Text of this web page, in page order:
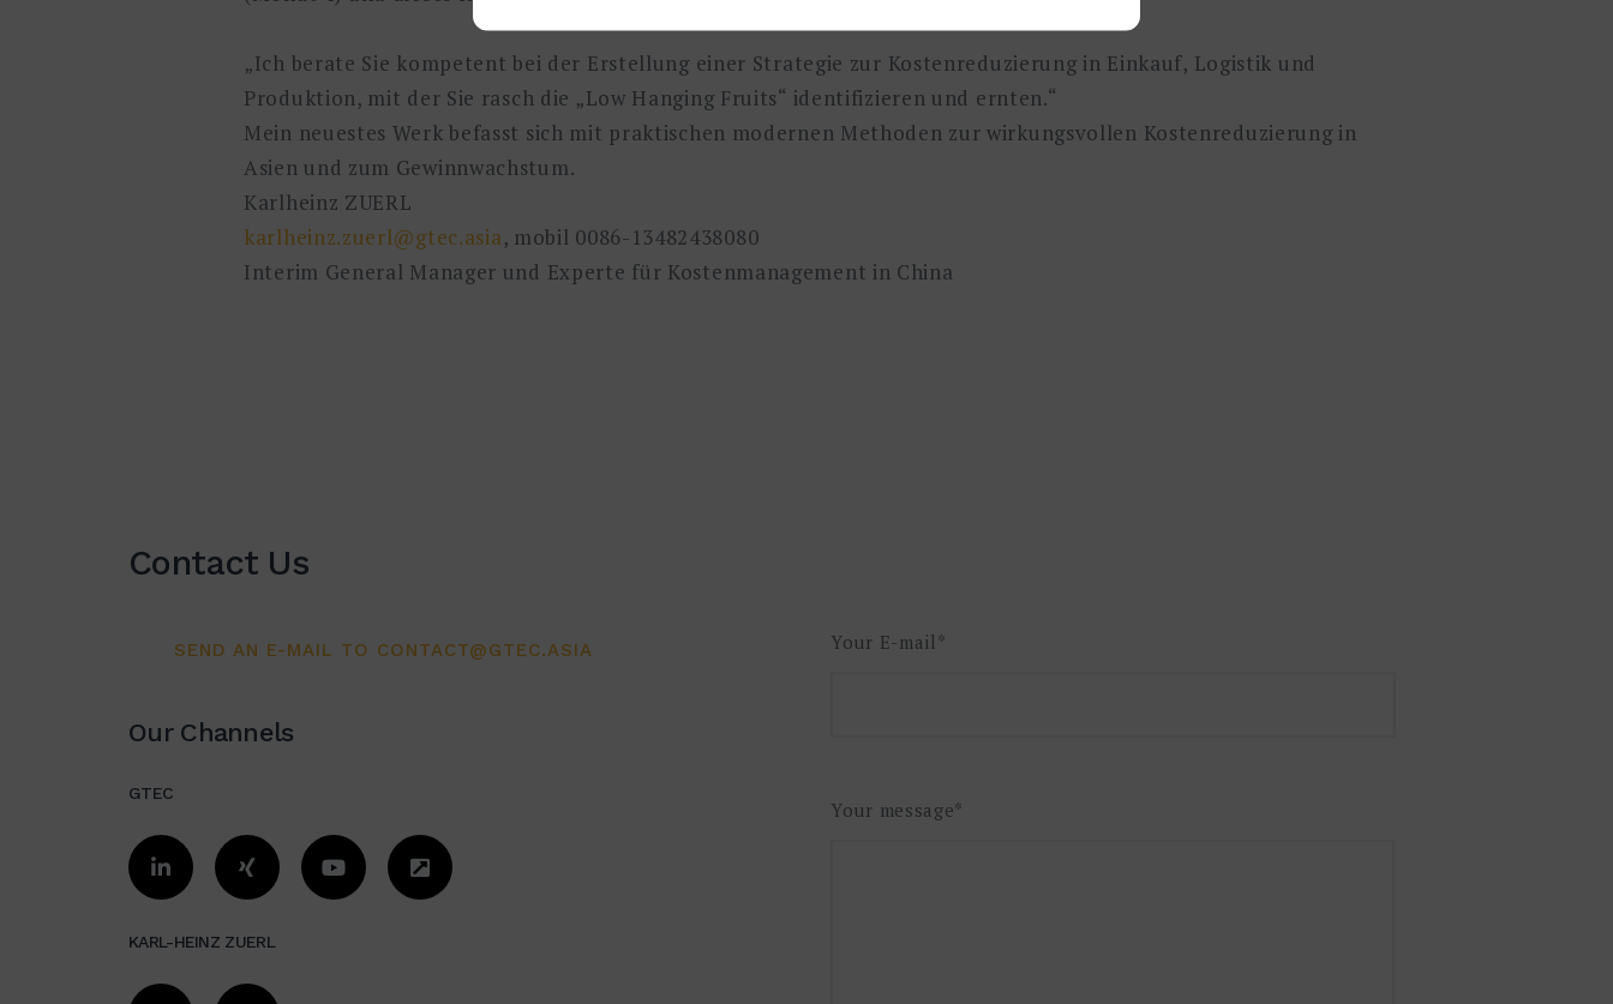
„Ich berate Sie kompetent bei der Erstellung einer Strategie zur Kostenreduzierung in Einkauf, Logistik und
Produktion, mit der Sie rasch die „Low Hanging Fruits“ identifizieren und ernten.“
Mein neuestes Werk befasst sich mit praktischen modernen Methoden zur wirkungsvollen Kostenreduzierung in
Asien und zum Gewinnwachstum.
Karlheinz ZUERL
karlheinz.zuerl@gtec.asia, mobil 0086-13482438080
Interim General Manager und Experte für Kostenmanagement in China
Contact Us
SEND AN E-MAIL TO CONTACT@GTEC.ASIA
Our Channels
GTEC
KARL-HEINZ ZUERL
Your E-mail*
Your message*